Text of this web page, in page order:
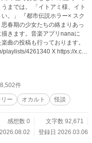
トアミ様、イト
ー× スク
春期の少女たちの絡まりあっ
きます。音楽アプリnanaに
曲の投稿も行っております。
4261340 X https://x.co
3MFzy1A
件
リー オカルト 怪談
感想数 0
文字数 92,671
登録日 2026.03.06